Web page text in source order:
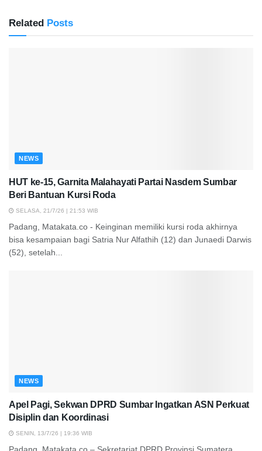
Related Posts
NEWS
HUT ke-15, Garnita Malahayati Partai Nasdem Sumbar
Beri Bantuan Kursi Roda
SELASA, 21/7/26 | 21:53 WIB
Padang, Matakata.co - Keinginan memiliki kursi roda akhirnya
bisa kesampaian bagi Satria Nur Alfathih (12) dan Junaedi Darwis
(52), setelah...
NEWS
Apel Pagi, Sekwan DPRD Sumbar Ingatkan ASN Perkuat
Disiplin dan Koordinasi
SENIN, 13/7/26 | 19:36 WIB